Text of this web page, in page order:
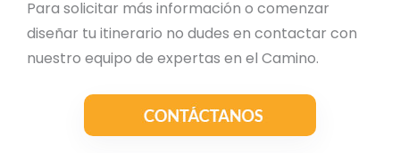
Para solicitar más información o comenzar
diseñar tu itinerario no dudes en contactar con
nuestro equipo de expertas en el Camino.